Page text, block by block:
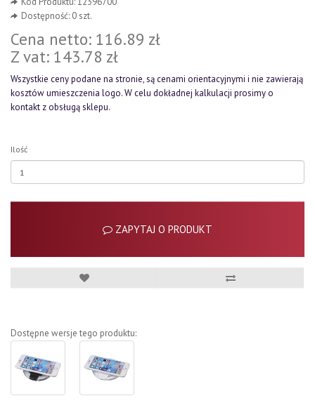
Dostępność: 0 szt.
Cena netto: 116.89 zł
Z vat: 143.78 zł
Wszystkie ceny podane na stronie, są cenami orientacyjnymi i nie zawierają
kosztów umieszczenia logo. W celu dokładnej kalkulacji prosimy o
kontakt z obsługą sklepu.
Ilość
ZAPYTAJ O PRODUKT
Dostępne wersje tego produktu: